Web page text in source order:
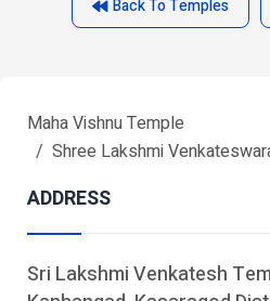
Back To Temples
Maha Vishnu Temple
Shree Lakshmi
ADDRESS
Sri Lakshmi Venkatesh